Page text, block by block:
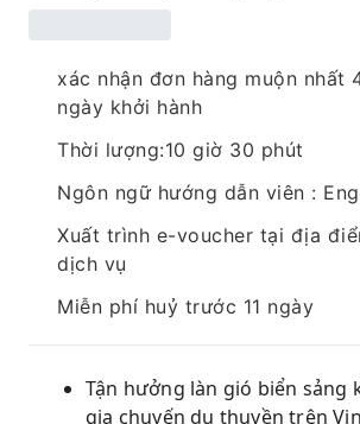
xác nhận đơn hàng muộn nhất
ngày khởi hành
Thời lượng:10 giờ 30 phút
Ngôn ngữ hướng dẫn viên :
Xuất trình e-voucher tại địa
dịch vụ
Miễn phí huỷ trước 11 ngày
Tận hưởng làn gió biển sảng
gia chuyến du thuyền trên